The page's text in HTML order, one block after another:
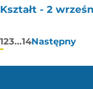
Kształt - 2
123...14Następny